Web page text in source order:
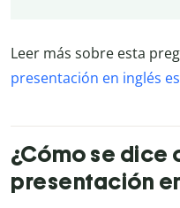
Leer más sobre esta
presentación en inglés
¿Cómo se dice
presentación